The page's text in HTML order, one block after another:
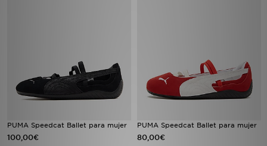
PUMA Speedcat Ballet para mujer
100,00€
PUMA Speedcat Ballet para mujer
80,00€